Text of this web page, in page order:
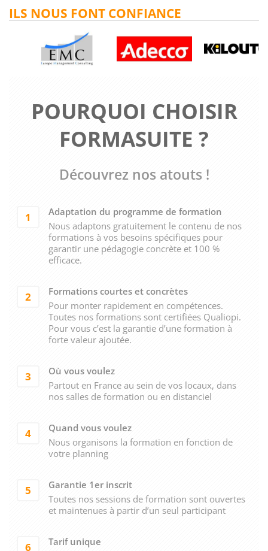
POURQUOI CHOISIR
FORMASUITE ?
Découvrez nos atouts !
1
Adaptation du programme de formation
Nous adaptons gratuitement le contenu de nos
formations à vos besoins spécifiques pour
garantir une pédagogie concrète et 100 %
efficace.
2
Formations courtes et concrètes
Pour monter rapidement en compétences.
Toutes nos formations sont certifiées Qualiopi.
Pour vous c’est la garantie d’une formation à
forte valeur ajoutée.
3
Où vous voulez
Partout en France au sein de vos locaux, dans
nos salles de formation ou en distanciel
4
Quand vous voulez
Nous organisons la formation en fonction de
votre planning
5
Garantie 1er inscrit
Toutes nos sessions de formation sont ouvertes
et maintenues à partir d’un seul participant
6
Tarif unique
ILS NOUS FONT CONFIANCE